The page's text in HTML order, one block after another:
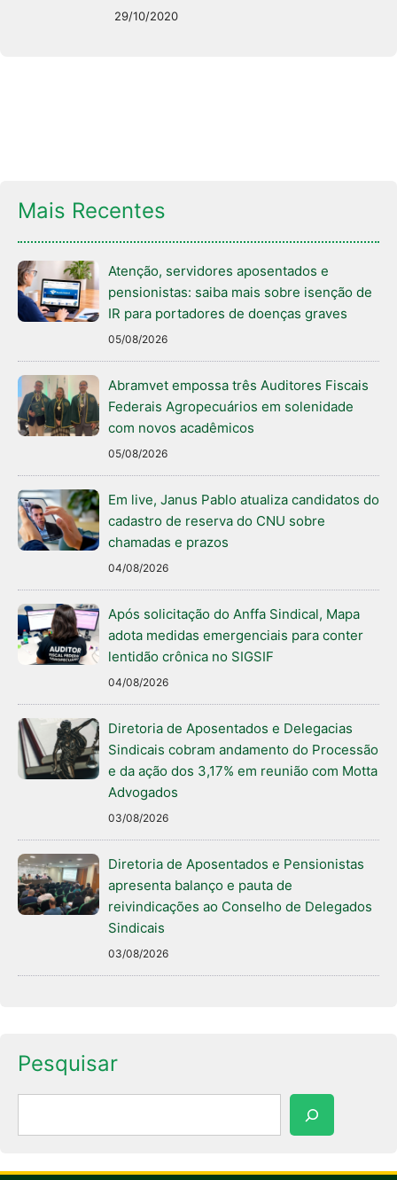
29/10/2020
Mais Recentes
Atenção, servidores aposentados e
pensionistas: saiba mais sobre isenção de
IR para portadores de doenças graves
05/08/2026
Abramvet empossa três Auditores Fiscais
Federais Agropecuários em solenidade
com novos acadêmicos
05/08/2026
Em live, Janus Pablo atualiza candidatos do
cadastro de reserva do CNU sobre
chamadas e prazos
04/08/2026
Após solicitação do Anffa Sindical, Mapa
adota medidas emergenciais para conter
lentidão crônica no SIGSIF
04/08/2026
Diretoria de Aposentados e Delegacias
Sindicais cobram andamento do Processão
e da ação dos 3,17% em reunião com Motta
Advogados
03/08/2026
Diretoria de Aposentados e Pensionistas
apresenta balanço e pauta de
reivindicações ao Conselho de Delegados
Sindicais
03/08/2026
Pesquisar